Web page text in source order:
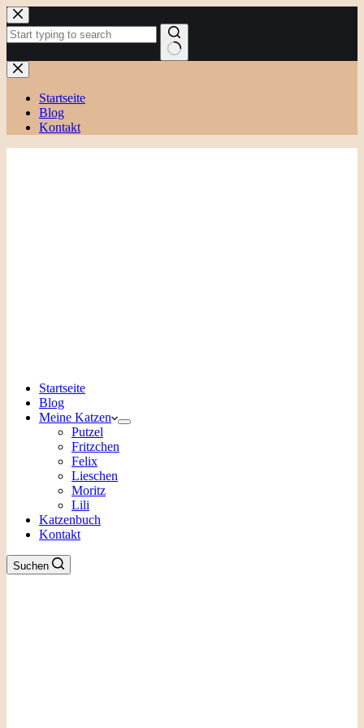
Zum
Inhalt
springen
Keine
Ergebnisse
Startseite
Blog
Kontakt
Startseite
Blog
Meine Katzen
Putzel
Fritzchen
Felix
Lieschen
Moritz
Lili
Katzenbuch
Kontakt
Suchen